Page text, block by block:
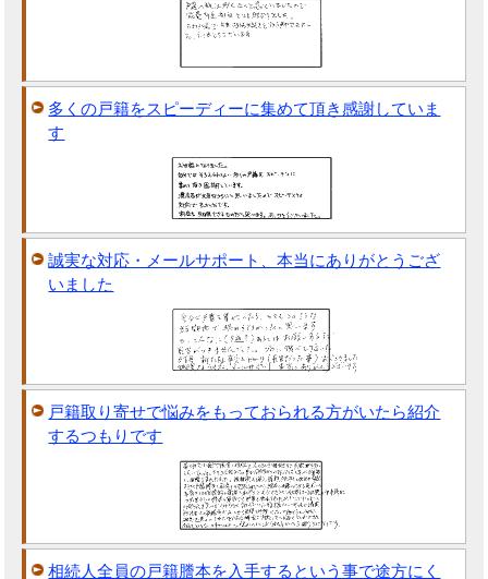
多くの戸籍をスピーディーに集めて頂き感謝していま
す
誠実な対応・メールサポート、本当にありがとうござ
いました
戸籍取り寄せで悩みをもっておられる方がいたら紹介
するつもりです
相続人全員の戸籍謄本を入手するという事で途方にく